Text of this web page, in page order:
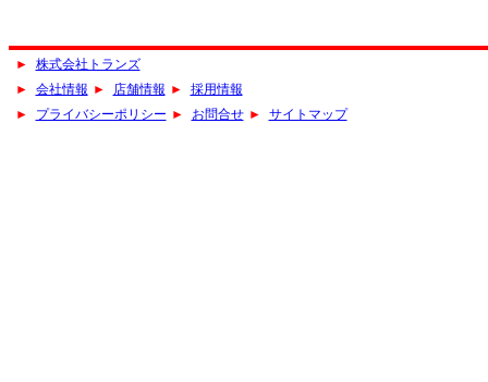
►
株式会社トランズ
►
会社情報 ► 店舗情報 ►
採用情報
►
プライバシーポリシー ► お問合せ ► サイトマップ